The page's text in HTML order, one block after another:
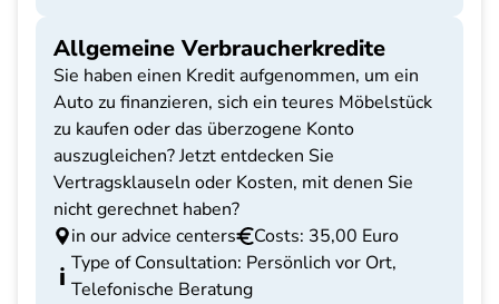
Allgemeine Verbraucherkredite
Sie haben einen Kredit aufgenommen, um ein
Auto zu finanzieren, sich ein teures Möbelstück
zu kaufen oder das überzogene Konto
auszugleichen? Jetzt entdecken Sie
Vertragsklauseln oder Kosten, mit denen Sie
nicht gerechnet haben?
in our advice centers
Costs: 35,00 Euro
Type of Consultation: Persönlich vor Ort,
Telefonische Beratung